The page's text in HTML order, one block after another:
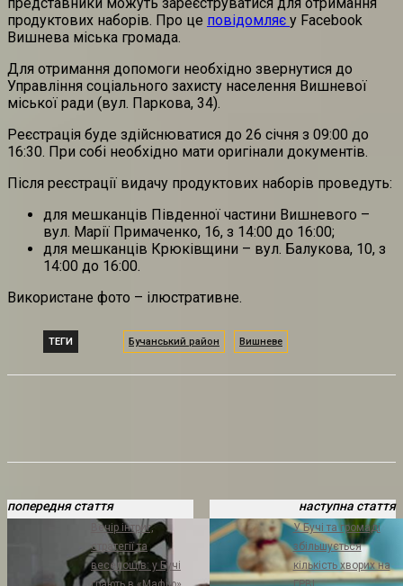
продуктових наборів. Про це повідомляє у Facebook
Вишнева міська громада.
Для отримання допомоги необхідно звернутися до
Управління соціального захисту населення Вишневої
міської ради (вул. Паркова, 34).
Реєстрація буде здійснюватися до 26 січня з 09:00 до
16:30. При собі необхідно мати оригінали документів.
Після реєстрації видачу продуктових наборів проведуть:
для мешканців Південної частини Вишневого –
вул. Марії Примаченко, 16, з 14:00 до 16:00;
для мешканців Крюківщини – вул. Балукова, 10, з
14:00 до 16:00.
Використане фото – ілюстративне.
ТЕГИ Бучанський район Вишневе
попередня стаття
Вечір інтриг,
стратегії та
веселощів: у Бучі
наступна стаття
У Бучі та громаді
збільшується
кількість хворих на